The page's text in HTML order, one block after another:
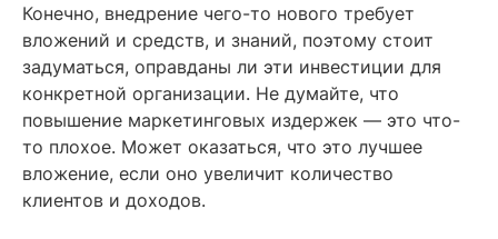
3) Какие письма вы посылаете вручную прямо сейчас?
У вас есть серия писем, которую можно запустить
в автоматическом режиме?
4) Вы взаимодействуете с лидами и пользователями
через различные каналы?
5) У вас есть ручные триггеры, которые вы используете,
чтобы рассылать контент лидам?
Конечно, внедрение чего-то нового требует
вложений и средств, и знаний, поэтому стоит
задуматься, оправданы ли эти инвестиции для
конкретной организации. Не думайте, что
повышение маркетинговых издержек — это что-
то плохое. Может оказаться, что это лучшее
вложение, если оно увеличит количество
клиентов и доходов.